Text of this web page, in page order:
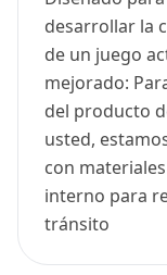
desarrollar la
de un juego
mejorado:
del producto
usted,
con
interno para
tránsito